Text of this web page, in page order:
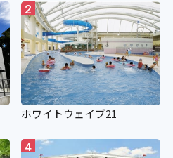
2
ホワイトウェイブ21
4